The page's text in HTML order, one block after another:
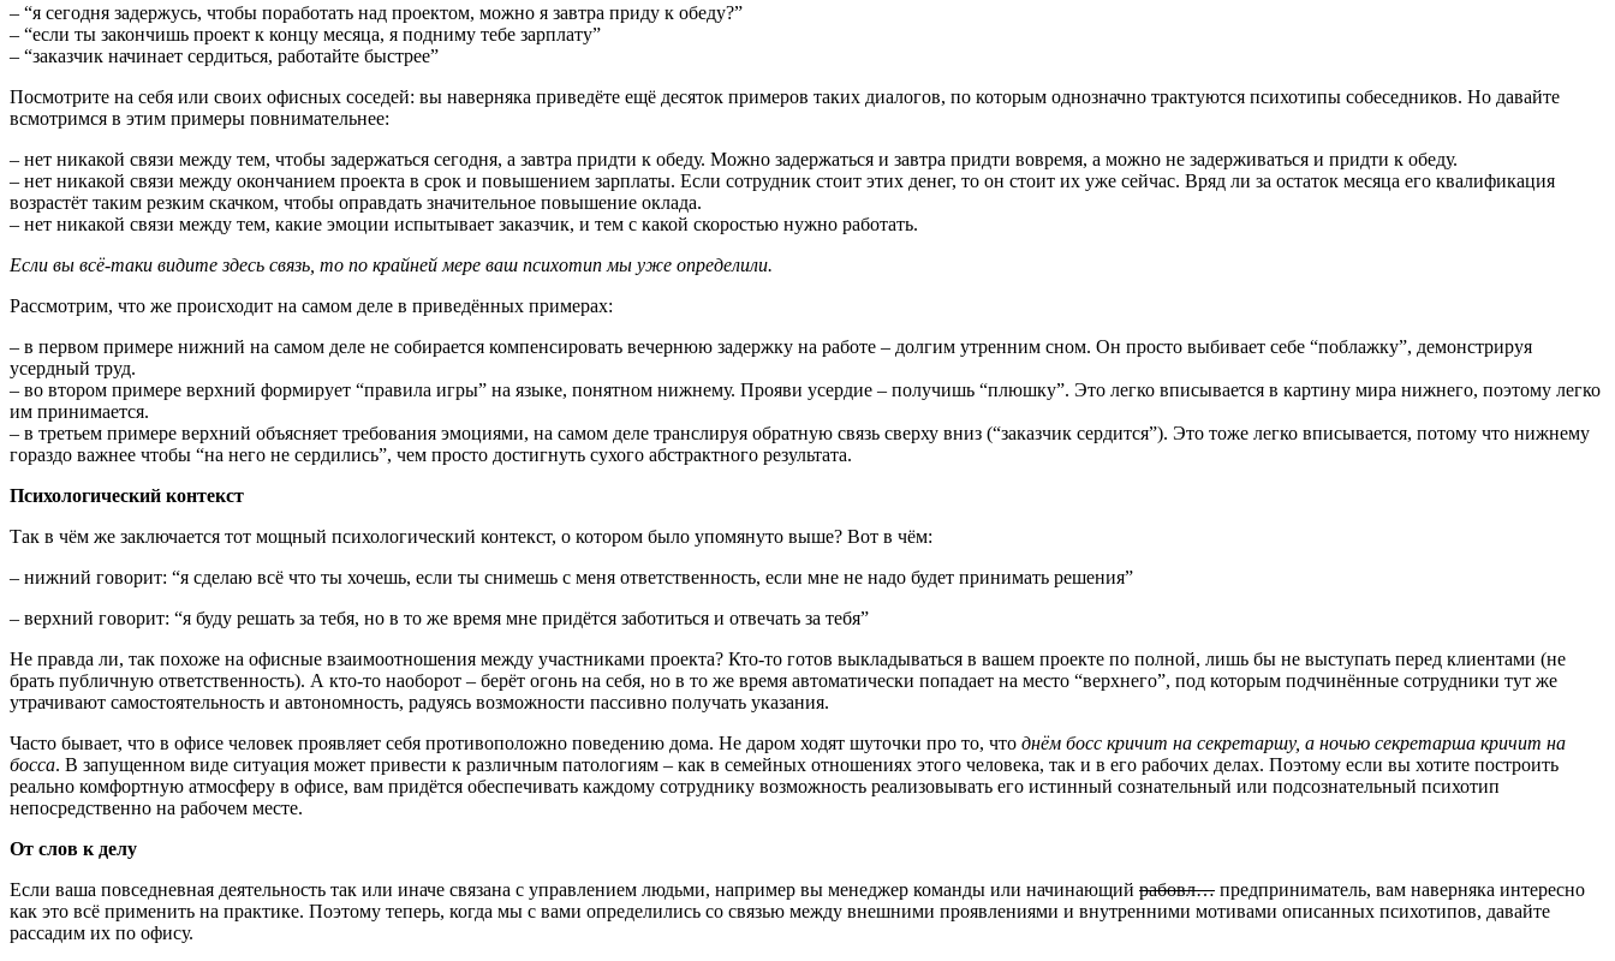
– “я сегодня задержусь, чтобы поработать над проектом, можно я завтра приду к обеду?”
– “если ты закончишь проект к концу месяца, я подниму тебе зарплату”
– “заказчик начинает сердиться, работайте быстрее”
Посмотрите на себя или своих офисных соседей: вы наверняка приведёте ещё десяток примеров таких диалогов, по которым однозначно трактуются психотипы собеседников. Но давайте
всмотримся в этим примеры повнимательнее:
– нет никакой связи между тем, чтобы задержаться сегодня, а завтра придти к обеду. Можно задержаться и завтра придти вовремя, а можно не задерживаться и придти к обеду.
– нет никакой связи между окончанием проекта в срок и повышением зарплаты. Если сотрудник стоит этих денег, то он стоит их уже сейчас. Вряд ли за остаток месяца его квалификация
возрастёт таким резким скачком, чтобы оправдать значительное повышение оклада.
– нет никакой связи между тем, какие эмоции испытывает заказчик, и тем с какой скоростью нужно работать.
Если вы всё-таки видите здесь связь, то по крайней мере ваш психотип мы уже определили.
Рассмотрим, что же происходит на самом деле в приведённых примерах:
– в первом примере нижний на самом деле не собирается компенсировать вечернюю задержку на работе – долгим утренним сном. Он просто выбивает себе “поблажку”, демонстрируя
усердный труд.
– во втором примере верхний формирует “правила игры” на языке, понятном нижнему. Прояви усердие – получишь “плюшку”. Это легко вписывается в картину мира нижнего, поэтому легко
им принимается.
– в третьем примере верхний объясняет требования эмоциями, на самом деле транслируя обратную связь сверху вниз (“заказчик сердится”). Это тоже легко вписывается, потому что нижнему
гораздо важнее чтобы “на него не сердились”, чем просто достигнуть сухого абстрактного результата.
Психологический контекст
Так в чём же заключается тот мощный психологический контекст, о котором было упомянуто выше? Вот в чём:
– нижний говорит: “я сделаю всё что ты хочешь, если ты снимешь с меня ответственность, если мне не надо будет принимать решения”
– верхний говорит: “я буду решать за тебя, но в то же время мне придётся заботиться и отвечать за тебя”
Не правда ли, так похоже на офисные взаимоотношения между участниками проекта? Кто-то готов выкладываться в вашем проекте по полной, лишь бы не выступать перед клиентами (не
брать публичную ответственность). А кто-то наоборот – берёт огонь на себя, но в то же время автоматически попадает на место “верхнего”, под которым подчинённые сотрудники тут же
утрачивают самостоятельность и автономность, радуясь возможности пассивно получать указания.
Часто бывает, что в офисе человек проявляет себя противоположно поведению дома. Не даром ходят шуточки про то, что днём босс кричит на секретаршу, а ночью секретарша кричит на
босса. В запущенном виде ситуация может привести к различным патологиям – как в семейных отношениях этого человека, так и в его рабочих делах. Поэтому если вы хотите построить
реально комфортную атмосферу в офисе, вам придётся обеспечивать каждому сотруднику возможность реализовывать его истинный сознательный или подсознательный психотип
непосредственно на рабочем месте.
От слов к делу
Если ваша повседневная деятельность так или иначе связана с управлением людьми, например вы менеджер команды или начинающий рабовл… предприниматель, вам наверняка интересно
как это всё применить на практике. Поэтому теперь, когда мы с вами определились со связью между внешними проявлениями и внутренними мотивами описанных психотипов, давайте
рассадим их по офису.